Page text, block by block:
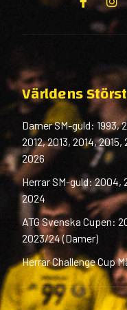
Världens
Damer SM-guld: 1993,
2012, 2013, 2014,
2026
Herrar SM-guld: 2004,
2024
ATG Svenska Cupen:
2023/24 (Damer)
Herrar Challenge Cup